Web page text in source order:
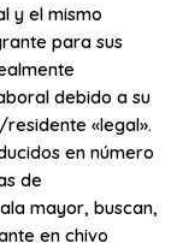
y el mismo
para sus
debido a su
«legal».
en número
de
mayor, buscan,
en chivo